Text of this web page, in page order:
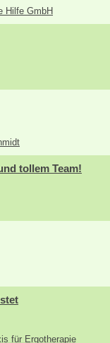
Hilfe GmbH
tollem Team!
für Ergotherapie